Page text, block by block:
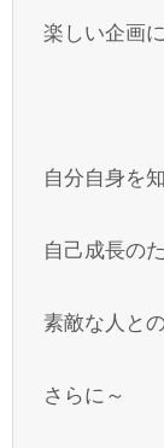
楽しい企画
自分自身を
自己成長の
素敵な人と
さらに～